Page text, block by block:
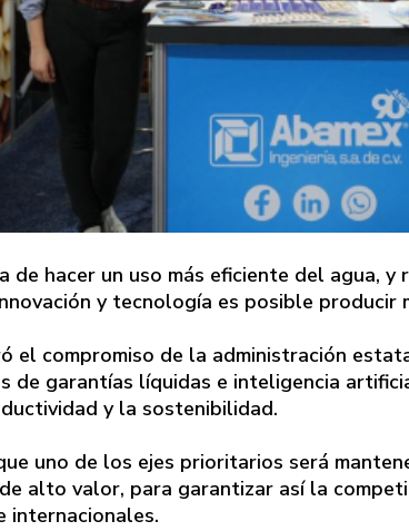
de hacer un uso más eficiente del agua,
y tecnología es posible producir
el compromiso de la administración
de garantías líquidas e inteligencia
y la sostenibilidad.
uno de los ejes prioritarios será
alto valor, para garantizar así la
internacionales.